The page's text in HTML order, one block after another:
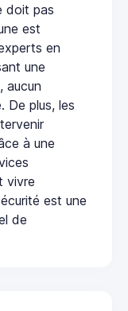
doit pas
est
en
une
aucun
De plus, les
à une
vivre
est une
de